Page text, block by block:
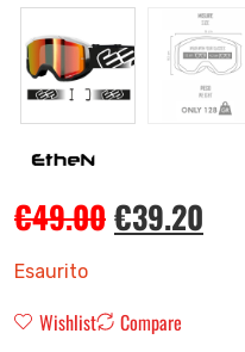
€49.00€39.20
Esaurito
Wishlist
Compare